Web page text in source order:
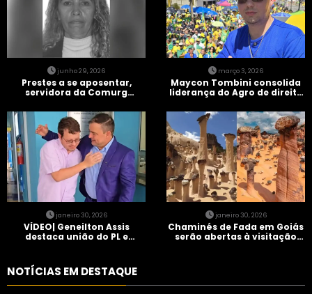
junho 29, 2026
Prestes a se aposentar,
servidora da Comurg
entra em protocolo de
morte encefálica
março 3, 2026
Maycon Tombini consolida
liderança do Agro de direita
Brasil” em Goiânia
janeiro 30, 2026
VÍDEO| Geneilton Assis
destaca união do PL e
janeiro 30, 2026
Chaminés de Fada em Goiás
serão abertas à visitação
NOTÍCIAS EM DESTAQUE